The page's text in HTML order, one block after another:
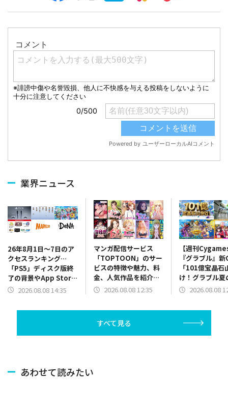
業界ニュース
26年8月1日～7日のア
クセスランキング…
「PS5」ディスク版終
了の背景やApp Store
振り返り、決算関係が
2026.08.08 14:35
マンガ配信サービス
「TOPTOON」のサー
ビスの特徴や魅力、料
金、人気作品を紹介
ランキングも毎週更新
2026.08.08 12:35
【週刊
『グラブル』
「101億宝晶石
け！グラブル夏
祭！」、『ウマ
など（26年8月
日）
2026.08.08
すべて見る
あわせて読みたい